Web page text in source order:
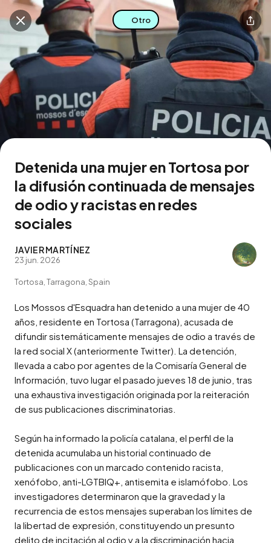
Descarga la app
Buscar en esta zona
Otro
Detenida una mujer en Tortosa por
la difusión continuada de mensajes
de odio y racistas en redes
sociales
JAVIER MARTÍNEZ
23 jun. 2026
Tortosa, Tarragona, Spain
Los Mossos d'Esquadra han detenido a una mujer de 40
años, residente en Tortosa (Tarragona), acusada de
difundir sistemáticamente mensajes de odio a través de
la red social X (anteriormente Twitter). La detención,
llevada a cabo por agentes de la Comisaría General de
Información, tuvo lugar el pasado jueves 18 de junio, tras
una exhaustiva investigación originada por la reiteración
de sus publicaciones discriminatorias.
Según ha informado la policía catalana, el perfil de la
detenida acumulaba un historial continuado de
publicaciones con un marcado contenido racista,
xenófobo, anti-LGTBIQ+, antisemita e islamófobo. Los
investigadores determinaron que la gravedad y la
recurrencia de estos mensajes superaban los límites de
la libertad de expresión, constituyendo un presunto
delito de incitación al odio y a la discriminación hacia